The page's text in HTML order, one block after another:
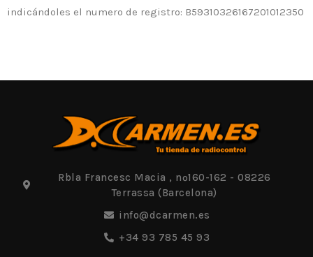
indicándoles el numero de registro: B59310326167201012350
Rbla Francesc Macia , nº160-162 - 08226
Terrassa (Barcelona)
info@dcarmen.es
+34 93 785 45 93